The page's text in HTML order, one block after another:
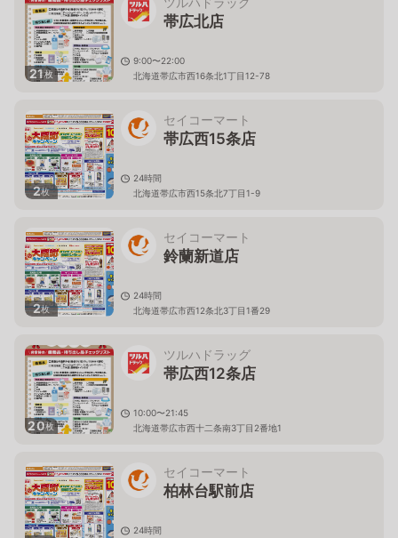
21枚
帯広北店
9:00〜22:00
北海道帯広市西16条北1丁目12-78
2枚
セイコーマート
帯広西15条店
24時間
北海道帯広市西15条北7丁目1-9
2枚
セイコーマート
鈴蘭新道店
24時間
北海道帯広市西12条北3丁目1番29
20枚
ツルハドラッグ
帯広西12条店
10:00〜21:45
北海道帯広市西十二条南3丁目2番地1
セイコーマート
柏林台駅前店
24時間